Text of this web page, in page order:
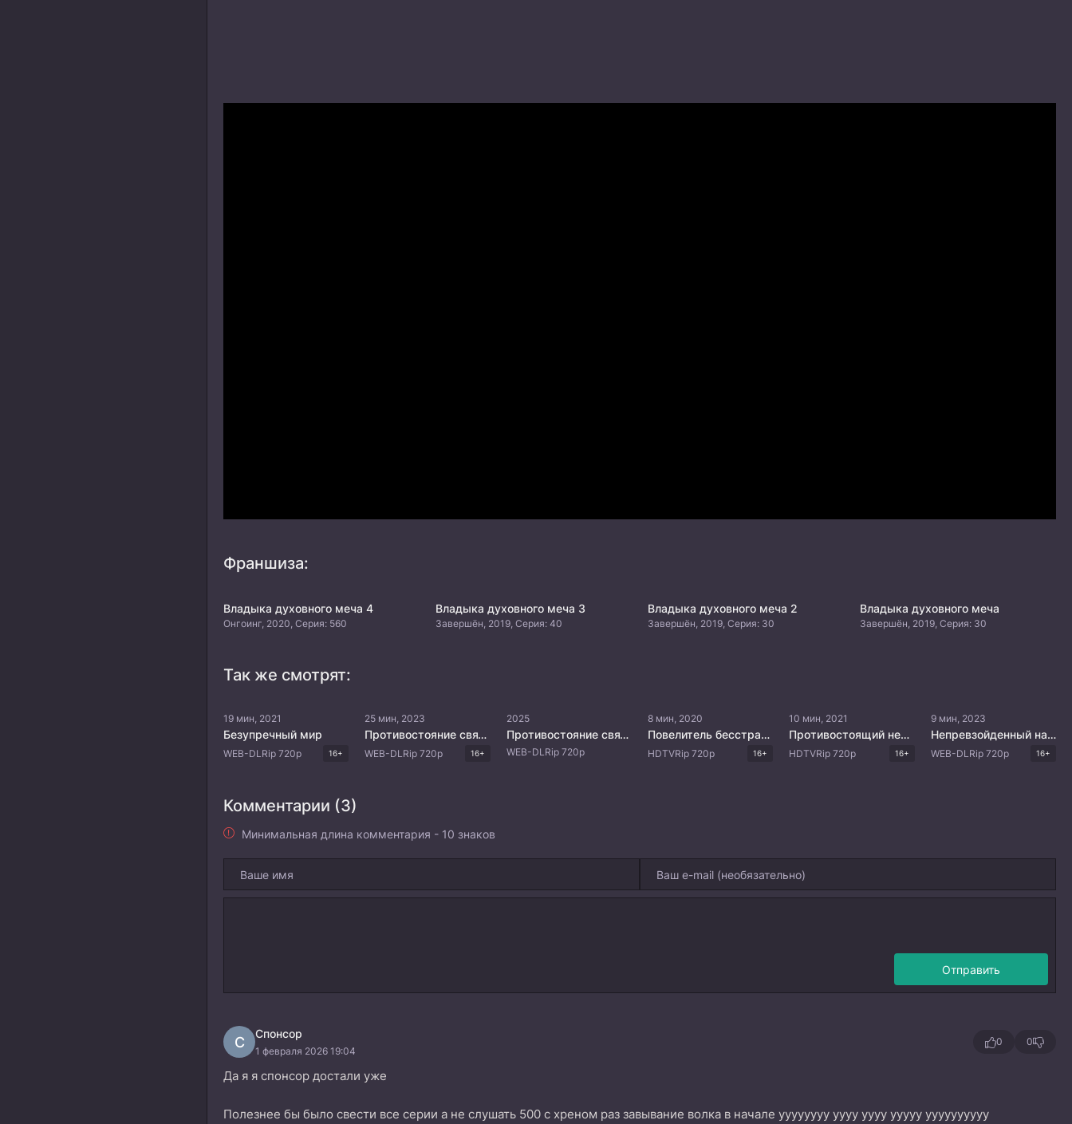
Франшиза:
Владыка духовного меча 4
Онгоинг, 2020, Серия: 560
Владыка духовного меча 3
Завершён, 2019, Серия: 40
Владыка духовного меча 2
Завершён, 2019, Серия: 30
Владыка духовного меча
Завершён, 2019, Серия: 30
Так же смотрят:
19 мин, 2021
Безупречный мир
WEB-DLRip 720p 16+
25 мин, 2023
Противостояние святого
WEB-DLRip 720p 16+
2025
Противостояние святого: Битва пришествия богов
WEB-DLRip 720p
8 мин, 2020
Повелитель бесстрашного духа
HDTVRip 720p 16+
10 мин, 2021
Противостоящий небесам
HDTVRip 720p 16+
9 мин, 2023
Непревзойденный на пути алхимии
WEB-DLRip 720p 16+
Комментарии (3)
Минимальная длина комментария - 10 знаков
Отправить
С Спонсор
1 февраля 2026 19:04
0 0
Да я я спонсор достали уже
Полезнее бы было свести все серии а не слушать 500 с хреном раз завывание волка в начале уууууууу уууу уууу ууууу уууууууууу